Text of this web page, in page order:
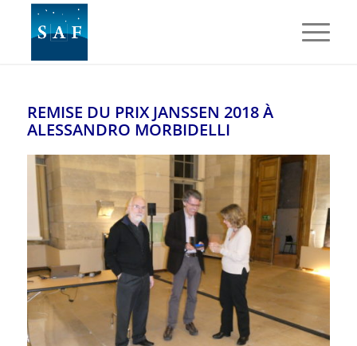
REMISE DU PRIX JANSSEN 2018 À
ALESSANDRO MORBIDELLI